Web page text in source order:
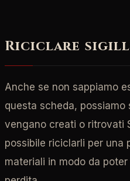
Riciclare
Anche se non sappiamo
questa scheda,
vengano creati o ritrovati
possibile riciclarli per una
materiali in modo da